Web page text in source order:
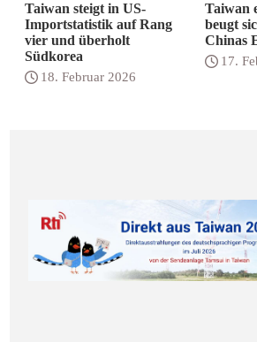
Taiwan steigt in US-
Importstatistik auf Rang
vier und überholt
Südkorea
18. Februar 2026
Taiwan
beugt
Chinas
17.